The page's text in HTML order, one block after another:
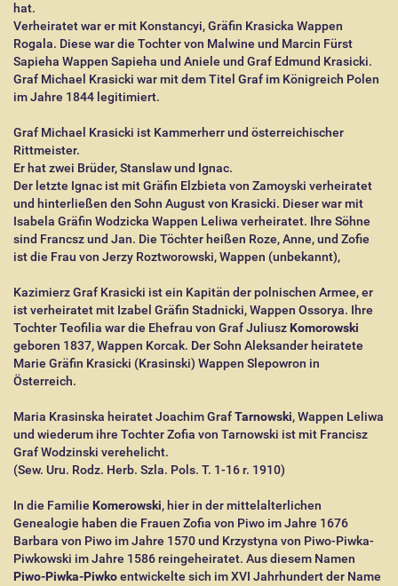
hat.
Verheiratet war er mit Konstancyi, Gräfin Krasicka Wappen
Rogala. Diese war die Tochter von Malwine und Marcin Fürst
Sapieha Wappen Sapieha und Aniele und Graf Edmund Krasicki.
Graf Michael Krasicki war mit dem Titel Graf im Königreich Polen
im Jahre 1844 legitimiert.
Graf Michael Krasicki ist Kammerherr und österreichischer
Rittmeister.
Er hat zwei Brüder, Stanslaw und Ignac.
Der letzte Ignac ist mit Gräfin Elzbieta von Zamoyski verheiratet
und hinterließen den Sohn August von Krasicki. Dieser war mit
Isabela Gräfin Wodzicka Wappen Leliwa verheiratet. Ihre Söhne
sind Francsz und Jan. Die Töchter heißen Roze, Anne, und Zofie
ist die Frau von Jerzy Roztworowski, Wappen (unbekannt),
Kazimierz Graf Krasicki ist ein Kapitän der polnischen Armee, er
ist verheiratet mit Izabel Gräfin Stadnicki, Wappen Ossorya. Ihre
Tochter Teofilia war die Ehefrau von Graf Juliusz Komorowski
geboren 1837, Wappen Korcak. Der Sohn Aleksander heiratete
Marie Gräfin Krasicki (Krasinski) Wappen Slepowron in
Österreich.
Maria Krasinska heiratet Joachim GrafTarnowski, Wappen Leliwa
und wiederum ihre Tochter Zofia von Tarnowski ist mit Francisz
Graf Wodzinski verehelicht.
(Sew. Uru. Rodz. Herb. Szla. Pols. T. 1-16 r. 1910)
In die Familie Komerowski, hier in der mittelalterlichen
Genealogie haben die Frauen Zofia von Piwo im Jahre 1676
Barbara von Piwo im Jahre 1570 und Krzystyna von Piwo-Piwka-
Piwkowski im Jahre 1586 reingeheiratet. Aus diesem Namen
Piwo-Piwka-Piwkoentwickelte sich im XVI Jahrhundert der Name